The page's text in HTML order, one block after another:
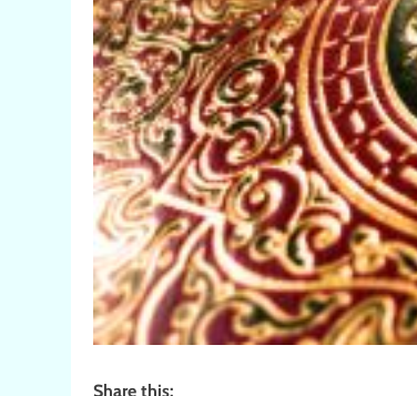
Share this: